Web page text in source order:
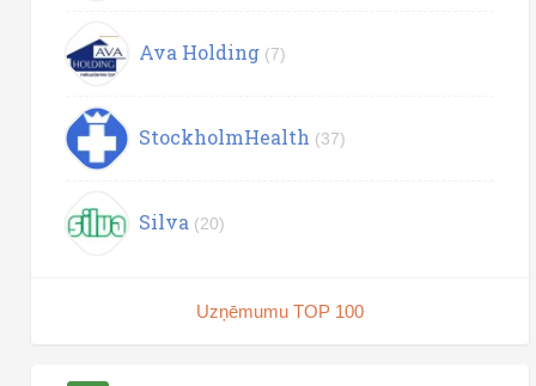
Ava Holding (7)
StockholmHealth (37)
Silva (20)
Uzņēmumu TOP 100